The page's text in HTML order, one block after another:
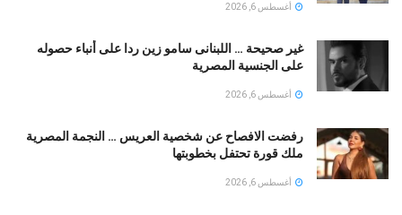
أغسطس 6, 2026
غير صحيحة … اللبنانى سامو زين ردا على أنباء حصوله
على الجنسية المصرية
أغسطس 6, 2026
رفضت الافصاح عن شخصية العريس … النجمة المصرية
ملك قورة تحتفل بخطوبتها
أغسطس 6, 2026